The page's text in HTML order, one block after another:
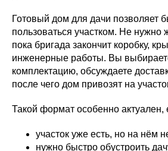
Готовый дом для дачи позволяет
пользоваться участком. Не нужно
пока бригада закончит коробку,
инженерные работы. Вы
комплектацию, обсуждаете
после чего дом привозят на
Такой формат особенно актуален,
участок уже есть, но на нём
нужно быстро обустроить